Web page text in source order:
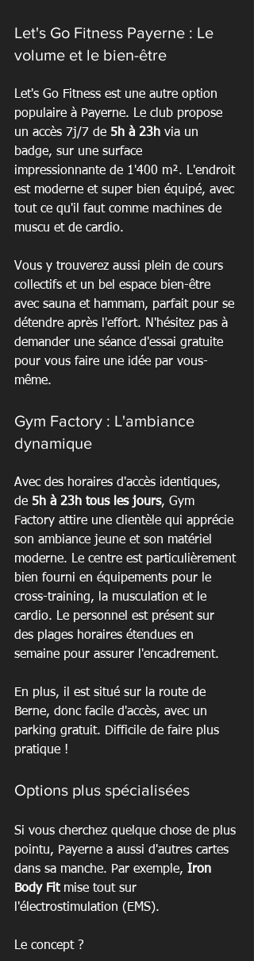
Let's Go Fitness Payerne : Le
volume et le bien-être
Let's Go Fitness est une autre option
populaire à Payerne. Le club propose
un accès 7j/7 de 5h à 23h via un
badge, sur une surface
impressionnante de 1'400 m². L'endroit
est moderne et super bien équipé, avec
tout ce qu'il faut comme machines de
muscu et de cardio.
Vous y trouverez aussi plein de cours
collectifs et un bel espace bien-être
avec sauna et hammam, parfait pour se
détendre après l'effort. N'hésitez pas à
demander une séance d'essai gratuite
pour vous faire une idée par vous-
même.
Gym Factory : L'ambiance
dynamique
Avec des horaires d'accès identiques,
de 5h à 23h tous les jours, Gym
Factory attire une clientèle qui apprécie
son ambiance jeune et son matériel
moderne. Le centre est particulièrement
bien fourni en équipements pour le
cross-training, la musculation et le
cardio. Le personnel est présent sur
des plages horaires étendues en
semaine pour assurer l'encadrement.
En plus, il est situé sur la route de
Berne, donc facile d'accès, avec un
parking gratuit. Difficile de faire plus
pratique !
Options plus spécialisées
Si vous cherchez quelque chose de plus
pointu, Payerne a aussi d'autres cartes
dans sa manche. Par exemple, Iron
Body Fit mise tout sur
l'électrostimulation (EMS).
Le concept ?